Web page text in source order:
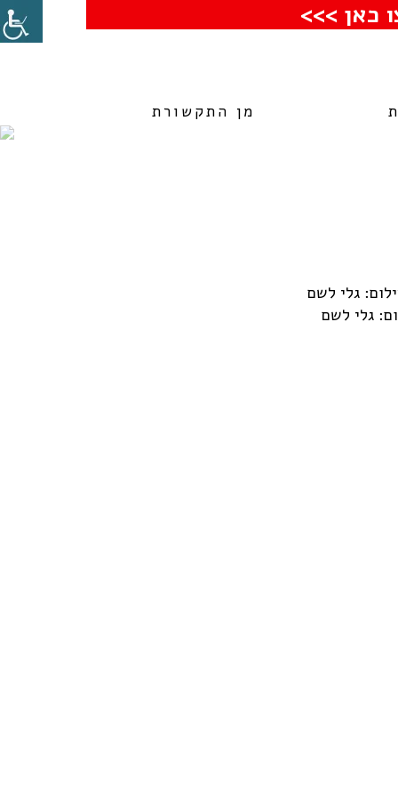
כאן >>>
מן התקשורת
גלי לשם